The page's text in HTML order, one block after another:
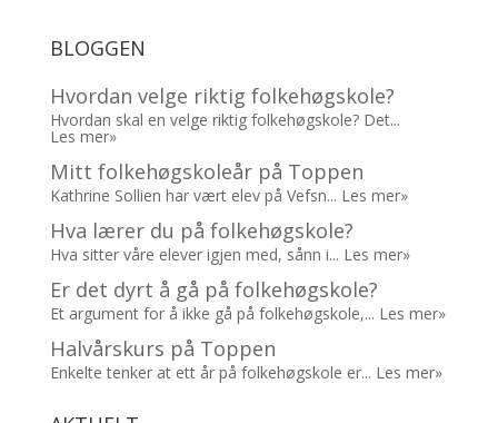
BLOGGEN
Hvordan velge riktig folkehøgskole?
Hvordan skal en velge riktig folkehøgskole? Det...
Les mer»
Mitt folkehøgskoleår på Toppen
Kathrine Sollien har vært elev på Vefsn... Les mer»
Hva lærer du på folkehøgskole?
Hva sitter våre elever igjen med, sånn i... Les mer»
Er det dyrt å gå på folkehøgskole?
Et argument for å ikke gå på folkehøgskole,... Les mer»
Halvårskurs på Toppen
Enkelte tenker at ett år på folkehøgskole er... Les mer»